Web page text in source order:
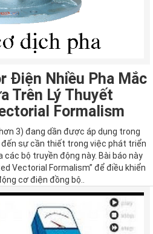
Điện Nhiều Pha Mắc
Trên Lý Thuyết
Formalism
3) đang dần được áp dụng trong
sự cần thiết trong việc phát triển
bộ truyền động này. Bài báo này
Vectorial Formalism” để điều khiển
cơ điện đồng bộ..